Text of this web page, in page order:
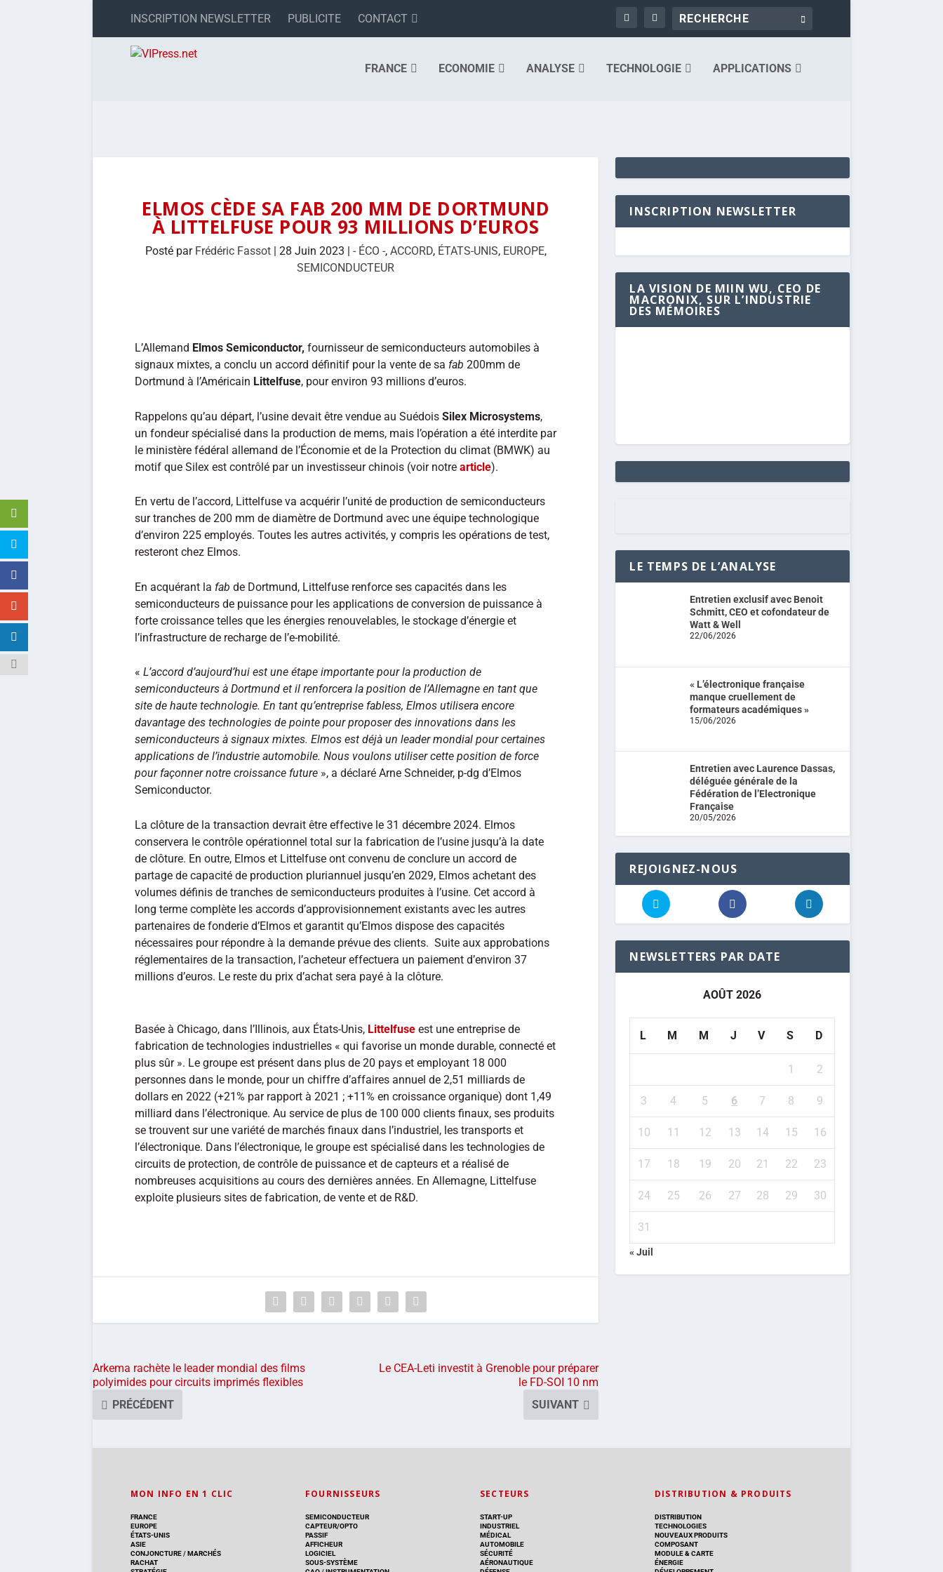
INSCRIPTION NEWSLETTER PUBLICITE CONTACT
FRANCE ECONOMIE ANALYSE TECHNOLOGIE APPLICATIONS
ELMOS CÈDE SA FAB 200 MM DE DORTMUND
À LITTELFUSE POUR 93 MILLIONS D’EUROS
Posté par Frédéric Fassot| 28 Juin 2023 | - ÉCO -, ACCORD, ÉTATS-UNIS, EUROPE,
SEMICONDUCTEUR
L’Allemand Elmos Semiconductor, fournisseur de semiconducteurs automobiles à
signaux mixtes, a conclu un accord définitif pour la vente de sa fab 200mm de
Dortmund à l’Américain Littelfuse, pour environ 93 millions d’euros.
Rappelons qu’au départ, l’usine devait être vendue au Suédois Silex Microsystems,
un fondeur spécialisé dans la production de mems, mais l’opération a été interdite par
le ministère fédéral allemand de l’Économie et de la Protection du climat (BMWK) au
motif que Silex est contrôlé par un investisseur chinois (voir notre article).
En vertu de l’accord, Littelfuse va acquérir l’unité de production de semiconducteurs
sur tranches de 200 mm de diamètre de Dortmund avec une équipe technologique
d’environ 225 employés. Toutes les autres activités, y compris les opérations de test,
resteront chez Elmos.
En acquérant la fab de Dortmund, Littelfuse renforce ses capacités dans les
semiconducteurs de puissance pour les applications de conversion de puissance à
forte croissance telles que les énergies renouvelables, le stockage d’énergie et
l’infrastructure de recharge de l’e-mobilité.
« L’accord d’aujourd’hui est une étape importante pour la production de
semiconducteurs à Dortmund et il renforcera la position de l’Allemagne en tant que
site de haute technologie. En tant qu’entreprise fabless, Elmos utilisera encore
davantage des technologies de pointe pour proposer des innovations dans les
semiconducteurs à signaux mixtes. Elmos est déjà un leader mondial pour certaines
applications de l’industrie automobile. Nous voulons utiliser cette position de force
pour façonner notre croissance future », a déclaré Arne Schneider, p-dg d’Elmos
Semiconductor.
La clôture de la transaction devrait être effective le 31 décembre 2024. Elmos
conservera le contrôle opérationnel total sur la fabrication de l’usine jusqu’à la date
de clôture. En outre, Elmos et Littelfuse ont convenu de conclure un accord de
partage de capacité de production pluriannuel jusqu’en 2029, Elmos achetant des
volumes définis de tranches de semiconducteurs produites à l’usine. Cet accord à
long terme complète les accords d’approvisionnement existants avec les autres
partenaires de fonderie d’Elmos et garantit qu’Elmos dispose des capacités
nécessaires pour répondre à la demande prévue des clients. Suite aux approbations
réglementaires de la transaction, l’acheteur effectuera un paiement d’environ 37
millions d’euros. Le reste du prix d’achat sera payé à la clôture.
Basée à Chicago, dans l’Illinois, aux États-Unis, Littelfuse est une entreprise de
fabrication de technologies industrielles « qui favorise un monde durable, connecté et
plus sûr ». Le groupe est présent dans plus de 20 pays et employant 18 000
personnes dans le monde, pour un chiffre d’affaires annuel de 2,51 milliards de
dollars en 2022 (+21% par rapport à 2021 ; +11% en croissance organique) dont 1,49
milliard dans l’électronique. Au service de plus de 100 000 clients finaux, ses produits
se trouvent sur une variété de marchés finaux dans l’industriel, les transports et
l’électronique. Dans l’électronique, le groupe est spécialisé dans les technologies de
circuits de protection, de contrôle de puissance et de capteurs et a réalisé de
nombreuses acquisitions au cours des dernières années. En Allemagne, Littelfuse
exploite plusieurs sites de fabrication, de vente et de R&D.
Arkema rachète le leader mondial des films
polyimides pour circuits imprimés flexibles
PRÉCÉDENT
Le CEA-Leti investit à Grenoble pour préparer
le FD-SOI 10 nm
SUIVANT
INSCRIPTION NEWSLETTER
LA VISION DE MIIN WU, CEO DE
MACRONIX, SUR L’INDUSTRIE
DES MÉMOIRES
LE TEMPS DE L’ANALYSE
Entretien exclusif avec Benoit
Schmitt, CEO et cofondateur de
Watt & Well
22/06/2026
« L’électronique française
manque cruellement de
formateurs académiques »
15/06/2026
Entretien avec Laurence Dassas,
déléguée générale de la
Fédération de l’Electronique
Française
20/05/2026
REJOIGNEZ-NOUS
NEWSLETTERS PAR DATE
AOÛT 2026
L M M J V S D
1 2
3 4 5 6 7 8 9
10 11 12 13 14 15 16
17 18 19 20 21 22 23
24 25 26 27 28 29 30
31
« Juil
MON INFO EN 1 CLIC
FRANCE
EUROPE
ÉTATS-UNIS
ASIE
CONJONCTURE/MARCHÉS
RACHAT
FOURNISSEURS
SEMICONDUCTEUR
CAPTEUR/OPTO
PASSIF
AFFICHEUR
LOGICIEL
SOUS-SYSTÈME
SECTEURS
START-UP
INDUSTRIEL
MÉDICAL
AUTOMOBILE
SÉCURITÉ
AÉRONAUTIQUE
DISTRIBUTION & PRODUITS
DISTRIBUTION
TECHNOLOGIES
NOUVEAUX PRODUITS
COMPOSANT
MODULE & CARTE
ÉNERGIE